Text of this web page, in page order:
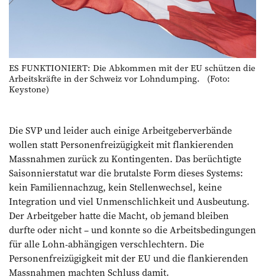
ES FUNKTIONIERT: Die Abkommen mit der EU schützen die
Arbeitskräfte in der Schweiz vor Lohndumping. (Foto:
Keystone)
Die SVP und leider auch einige Arbeitgeberverbände
wollen statt Personenfreizügigkeit mit flankierenden
Massnahmen zurück zu Kontingenten. Das berüchtigte
Saisonnierstatut war die brutalste Form dieses Systems:
kein Familiennachzug, kein Stellenwechsel, keine
Integration und viel Unmenschlichkeit und Ausbeutung.
Der Arbeitgeber hatte die Macht, ob jemand bleiben
durfte oder nicht – und konnte so die Arbeitsbedingungen
für alle Lohn-abhängigen verschlechtern. Die
Personenfreizügigkeit mit der EU und die flankierenden
Massnahmen machten Schluss damit.